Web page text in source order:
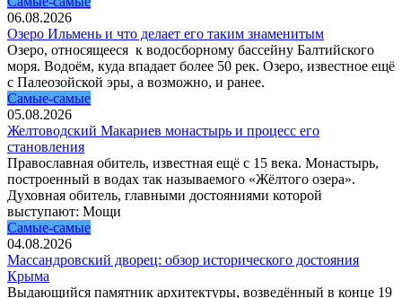
06.08.2026
Озеро Ильмень и что делает его таким знаменитым
Озеро, относящееся к водосборному бассейну Балтийского
моря. Водоём, куда впадает более 50 рек. Озеро, известное ещё
с Палеозойской эры, а возможно, и ранее.
Самые-самые
05.08.2026
Желтоводский Макариев монастырь и процесс его
становления
Православная обитель, известная ещё с 15 века. Монастырь,
построенный в водах так называемого «Жёлтого озера».
Духовная обитель, главными достояниями которой
выступают: Мощи
Самые-самые
04.08.2026
Массандровский дворец: обзор исторического достояния
Крыма
Выдающийся памятник архитектуры, возведённый в конце 19